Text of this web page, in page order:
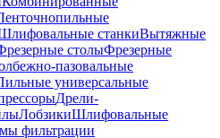
станкиВытяжные
столыФрезерные
пазовальные
универсальные
Дрели-
ЛобзикиШлифовальные
фильтрации